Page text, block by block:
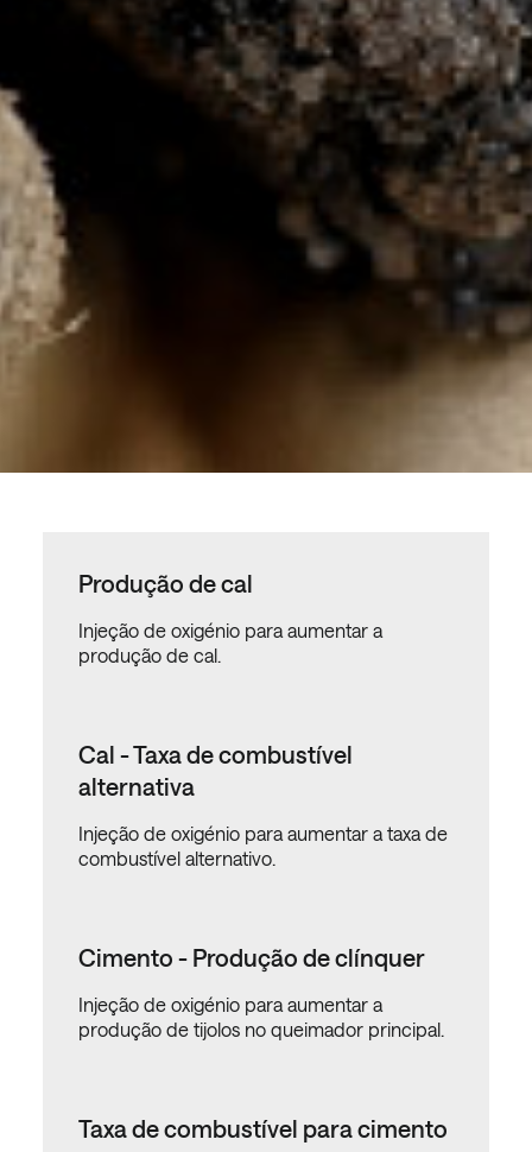
Produção de cal
Injeção de oxigénio para aumentar a
produção de cal.
Cal - Taxa de combustível
alternativa
Injeção de oxigénio para aumentar a taxa de
combustível alternativo.
Cimento - Produção de clínquer
Injeção de oxigénio para aumentar a
produção de tijolos no queimador principal.
Taxa de combustível para cimento